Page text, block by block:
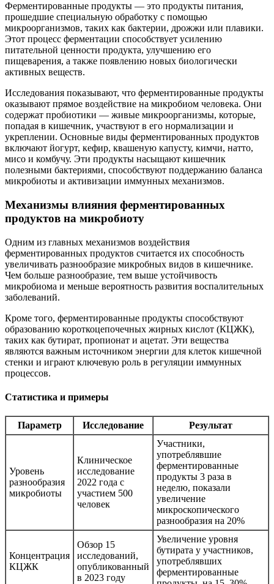
Ферментированные продукты — это продукты питания,
прошедшие специальную обработку с помощью
микроорганизмов, таких как бактерии, дрожжи или плавики.
Этот процесс ферментации способствует усилению
питательной ценности продукта, улучшению его
пищеварения, а также появлению новых биологически
активных веществ.
Исследования показывают, что ферментированные продукты
оказывают прямое воздействие на микробиом человека. Они
содержат пробиотики — живые микроорганизмы, которые,
попадая в кишечник, участвуют в его нормализации и
укреплении. Основные виды ферментированных продуктов
включают йогурт, кефир, квашеную капусту, кимчи, натто,
мисо и комбучу. Эти продукты насыщают кишечник
полезными бактериями, способствуют поддержанию баланса
микробиоты и активизации иммунных механизмов.
Механизмы влияния ферментированных
продуктов на микробиоту
Одним из главных механизмов воздействия
ферментированных продуктов считается их способность
увеличивать разнообразие микробных видов в кишечнике.
Чем больше разнообразие, тем выше устойчивость
микробиома и меньше вероятность развития воспалительных
заболеваний.
Кроме того, ферментированные продукты способствуют
образованию короткоцепочечных жирных кислот (КЦЖК),
таких как бутират, пропионат и ацетат. Эти вещества
являются важным источником энергии для клеток кишечной
стенки и играют ключевую роль в регуляции иммунных
процессов.
Статистика и примеры
Параметр Исследование Результат
Уровень
разнообразия
микробиоты
Клиническое
исследование
2022 года с
участием 500
человек
Участники,
употреблявшие
ферментированные
продукты 3 раза в
неделю, показали
увеличение
микроскопического
разнообразия на 20%
Концентрация
КЦЖК
Обзор 15
исследований,
опубликованный
в 2023 году
Увеличение уровня
бутирата у участников,
употреблявших
ферментированные